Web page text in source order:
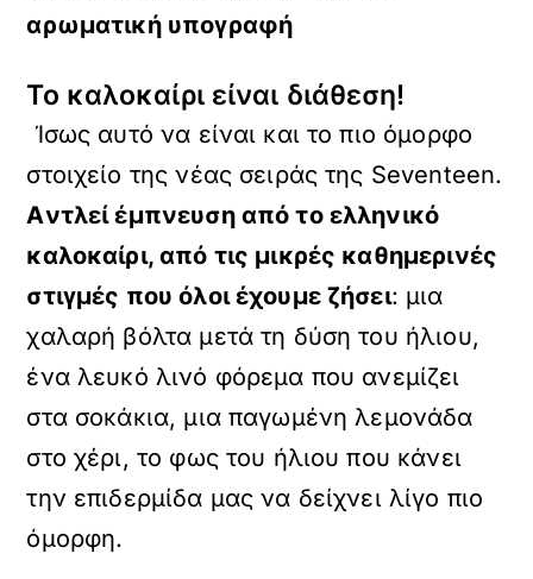
αρωματική υπογραφή
Το καλοκαίρι είναι διάθεση!
Ίσως αυτό να είναι και το πιο όμορφο
στοιχείο της νέας σειράς της Seventeen.
Aντλεί έμπνευση από το ελληνικό
καλοκαίρι, από τις μικρές καθημερινές
στιγμές που όλοι έχουμε ζήσει: μια
χαλαρή βόλτα μετά τη δύση του ήλιου,
ένα λευκό λινό φόρεμα που ανεμίζει
στα σοκάκια, μια παγωμένη λεμονάδα
στο χέρι, το φως του ήλιου που κάνει
την επιδερμίδα μας να δείχνει λίγο πιο
όμορφη.